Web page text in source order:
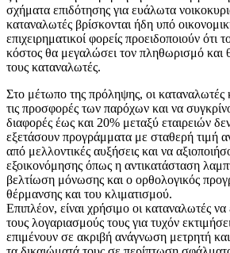
σχήματα επιδότησης για ευάλωτα
καταναλωτές βρίσκονται ήδη υπό
επιχειρηματικοί φορείς προειδοποιούν ότι
κόστος θα μεγαλώσει τον πληθωρισμό και
τους καταναλωτές.
Στο μέτωπο της πρόληψης, οι καταναλωτές
τις προσφορές των παρόχων και να
διαφορές έως και 20% μεταξύ εταιρειών
εξετάσουν προγράμματα με σταθερή τιμή
από μελλοντικές αυξήσεις και να
εξοικονόμησης όπως η αντικατάσταση
βελτίωση μόνωσης και ο ορθολογικός
θέρμανσης και του κλιματισμού.
Επιπλέον, είναι χρήσιμο οι καταναλωτές
τους λογαριασμούς τους για τυχόν
επιμένουν σε ακριβή ανάγνωση μετρητή